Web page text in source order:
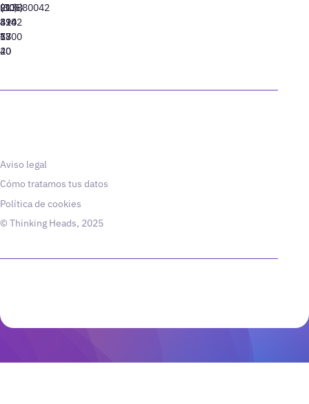
91
310
77
40
(305)
424
13
20
(10)
8942
6800
213880042
Aviso legal
Cómo tratamos tus datos
Política de cookies
© Thinking Heads, 2025